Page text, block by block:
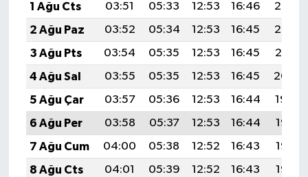
1 Ağu Cts
03:51 05:33 12:53 16:46
20:03
2 Ağu Paz
03:52 05:34 12:53 16:45
20:02
3 Ağu Pts
03:54 05:35 12:53 16:45
20:01
4 Ağu Sal
03:55 05:35 12:53 16:45
20:00
5 Ağu Çar
03:57 05:36 12:53 16:44
19:59
6 Ağu Per
03:58 05:37 12:53 16:44
19:58
7 Ağu Cum
04:00 05:38 12:52 16:43
19:57
8 Ağu Cts
04:01 05:39 12:52 16:43
19:55
SİYASET
SPOR HABERLERİ
TEKNOLOJİ
Turizm
ÜLKE GÜNDEMİ